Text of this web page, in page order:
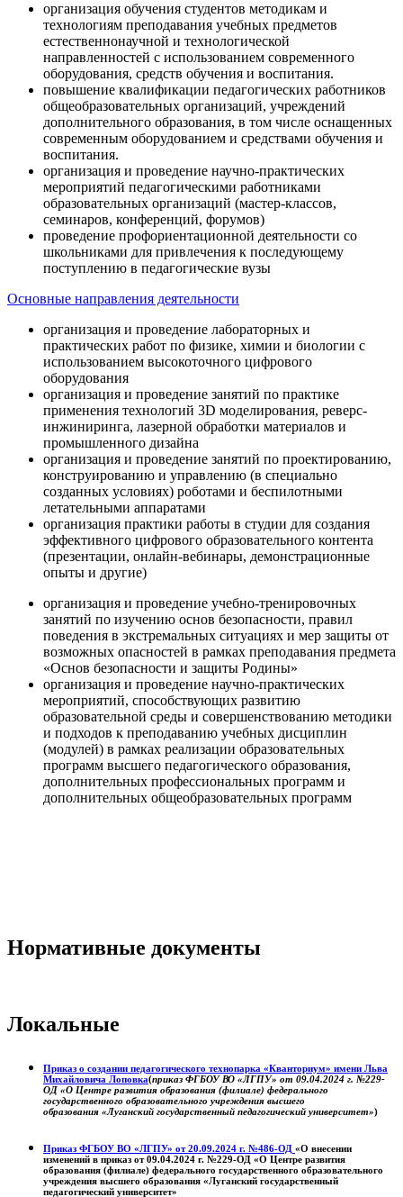
организация обучения студентов методикам и
технологиям преподавания учебных предметов
естественнонаучной и технологической
направленностей с использованием современного
оборудования, средств обучения и воспитания.
повышение квалификации педагогических работников
общеобразовательных организаций, учреждений
дополнительного образования, в том числе оснащенных
современным оборудованием и средствами обучения и
воспитания.
организация и проведение научно-практических
мероприятий педагогическими работниками
образовательных организаций (мастер-классов,
семинаров, конференций, форумов)
проведение профориентационной деятельности со
школьниками для привлечения к последующему
поступлению в педагогические вузы
Основные направления деятельности
организация и проведение лабораторных и
практических работ по физике, химии и биологии с
использованием высокоточного цифрового
оборудования
организация и проведение занятий по практике
применения технологий 3D моделирования, реверс-
инжиниринга, лазерной обработки материалов и
промышленного дизайна
организация и проведение занятий по проектированию,
конструированию и управлению (в специально
созданных условиях) роботами и беспилотными
летательными аппаратами
организация практики работы в студии для создания
эффективного цифрового образовательного контента
(презентации, онлайн-вебинары, демонстрационные
опыты и другие)
организация и проведение учебно-тренировочных
занятий по изучению основ безопасности, правил
поведения в экстремальных ситуациях и мер защиты от
возможных опасностей в рамках преподавания предмета
«Основ безопасности и защиты Родины»
организация и проведение научно-практических
мероприятий, способствующих развитию
образовательной среды и совершенствованию методики
и подходов к преподаванию учебных дисциплин
(модулей) в рамках реализации образовательных
программ высшего педагогического образования,
дополнительных профессиональных программ и
дополнительных общеобразовательных программ
Нормативные документы
Локальные
Приказ о создании педагогического технопарка «Кванториум» имени Льва
Михайловича Лоповка(приказ ФГБОУ ВО «ЛГПУ» от 09.04.2024 г. №229-
ОД «О Центре развития образования (филиале) федерального
государственного образовательного учреждения высшего
образования «Луганский государственный педагогический университет»)
Приказ ФГБОУ ВО «ЛГПУ» от 20.09.2024 г. №486-ОД «О внесении
изменений в приказ от 09.04.2024 г. №229-ОД «О Центре развития
образования (филиале) федерального государственного образовательного
учреждения высшего образования «Луганский государственный
педагогический университет»